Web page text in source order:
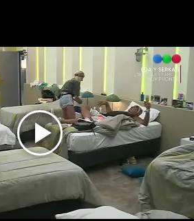
Play
Video